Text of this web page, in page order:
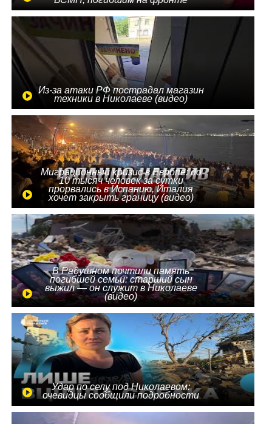
Из-за атаки РФ пострадал магазин
техники в Николаеве (видео)
Миграционный кризис в Европе: до
10 тысяч человек за сутки
прорвались в Испанию, Италия
хочет закрыть границу (видео)
В Радушном почтили память
погибшей семьи: старший сын
выжил — он служит в Николаеве
(видео)
Удар по селу под Николаевом:
очевидцы сообщили подробности